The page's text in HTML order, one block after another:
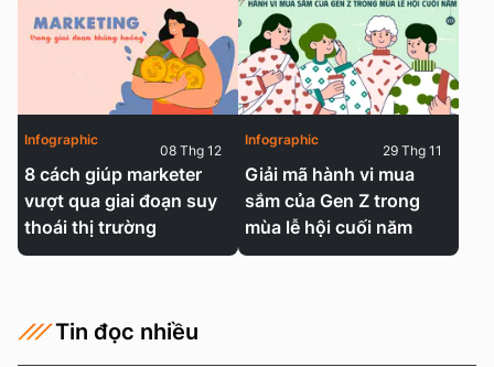
8 cách giúp marketer
vượt qua giai đoạn suy
thoái thị trường
Infographic
08 Thg 12
Giải mã hành vi mua
sắm của Gen Z trong
mùa lễ hội cuối năm
Infographic
29 Thg 11
Tin đọc nhiều